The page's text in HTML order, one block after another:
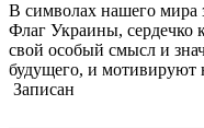
В символах нашего мира
Флаг Украины, сердечко
свой особый смысл и
будущего, и
Записан